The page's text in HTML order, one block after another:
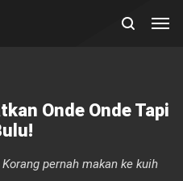
Onde Onde Tapi
pernah makan ke kuih